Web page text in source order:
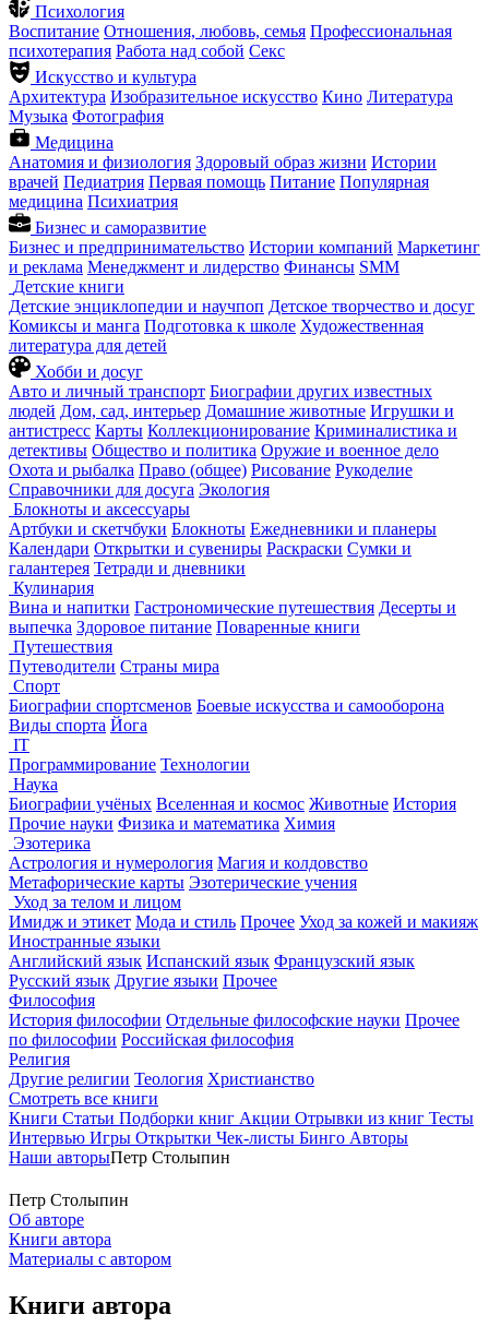
Психология
Воспитание Отношения, любовь, семья Профессиональная
психотерапия Работа над собой Секс
Искусство и культура
Архитектура Изобразительное искусство Кино Литература
Музыка Фотография
Медицина
Анатомия и физиология Здоровый образ жизни Истории
врачей Педиатрия Первая помощь Питание Популярная
медицина Психиатрия
Бизнес и саморазвитие
Бизнес и предпринимательство Истории компаний Маркетинг
и реклама Менеджмент и лидерство Финансы SMM
Детские книги
Детские энциклопедии и научпоп Детское творчество и досуг
Комиксы и манга Подготовка к школе Художественная
литература для детей
Хобби и досуг
Авто и личный транспорт Биографии других известных
людей Дом, сад, интерьер Домашние животные Игрушки и
антистресс Карты Коллекционирование Криминалистика и
детективы Общество и политика Оружие и военное дело
Охота и рыбалка Право (общее) Рисование Рукоделие
Справочники для досуга Экология
Блокноты и аксессуары
Артбуки и скетчбуки Блокноты Ежедневники и планеры
Календари Открытки и сувениры Раскраски Сумки и
галантерея Тетради и дневники
Кулинария
Вина и напитки Гастрономические путешествия Десерты и
выпечка Здоровое питание Поваренные книги
Путешествия
Путеводители Страны мира
Спорт
Биографии спортсменов Боевые искусства и самооборона
Виды спорта Йога
IT
Программирование Технологии
Наука
Биографии учёных Вселенная и космос Животные История
Прочие науки Физика и математика Химия
Эзотерика
Астрология и нумерология Магия и колдовство
Метафорические карты Эзотерические учения
Уход за телом и лицом
Имидж и этикет Мода и стиль Прочее Уход за кожей и макияж
Иностранные языки
Английский язык Испанский язык Французский язык
Русский язык Другие языки Прочее
Философия
История философии Отдельные философские науки Прочее
по философии Российская философия
Религия
Другие религии Теология Христианство
Смотреть все книги
Книги Статьи Подборки книг Акции Отрывки из книг Тесты
Интервью Игры Открытки Чек-листы Бинго Авторы
Наши авторыПетр Столыпин
Петр Столыпин
Об авторе
Книги автора
Материалы с автором
Книги автора